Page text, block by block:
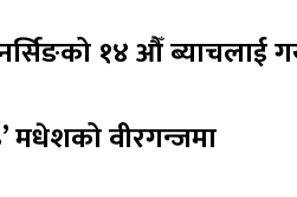
१४ औँ ब्याचलाई
मधेशको वीरगन्जमा